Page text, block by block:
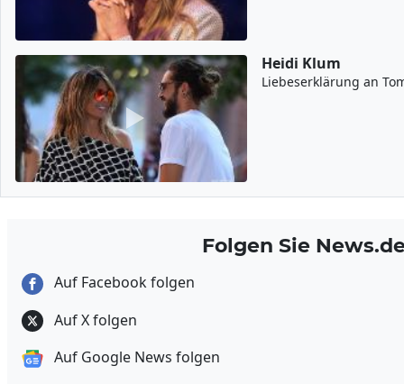
Heidi Klum
Liebeserklärung an
Folgen Sie
Auf Facebook folgen
Auf X folgen
Auf Google News folgen